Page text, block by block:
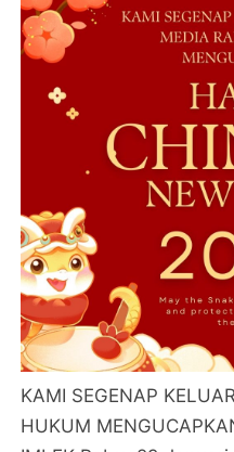
KAMI SEGENAP
HUKUM